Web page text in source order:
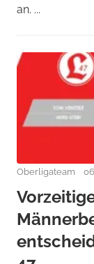
an. ...
Oberligateam